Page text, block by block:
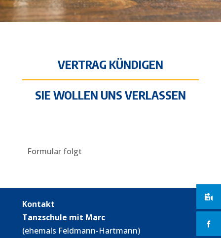
VERTRAG KÜNDIGEN
SIE WOLLEN UNS VERLASSEN
Formular folgt
Kontakt
Tanzschule mit Marc
(ehemals Feldmann-Hartmann)